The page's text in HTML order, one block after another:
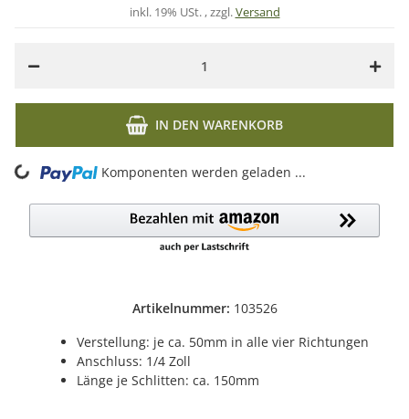
Artikelnummer: 103526
Verstellung: je ca. 50mm in alle vier Richtungen
Anschluss: 1/4 Zoll
Länge je Schlitten: ca. 150mm
inkl. 19% USt. , zzgl.Versand
IN DEN WARENKORB
Komponenten werden geladen ...